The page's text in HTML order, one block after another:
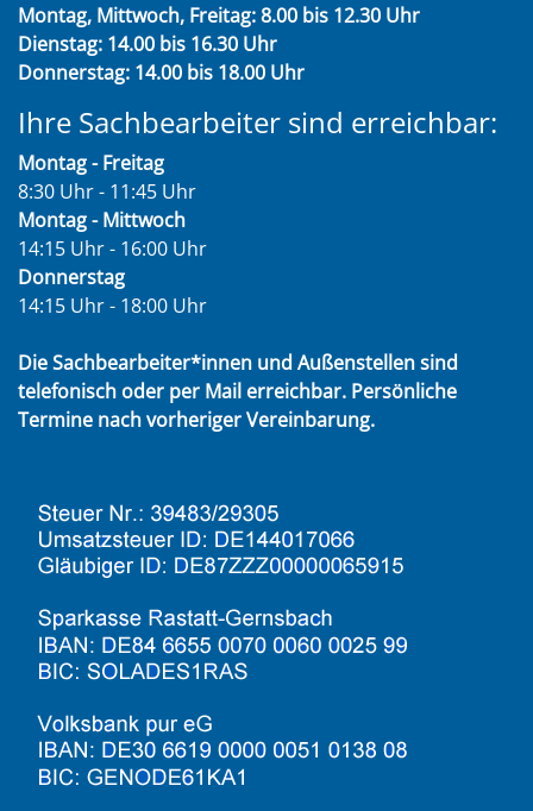
Montag, Mittwoch, Freitag: 8.00 bis 12.30 Uhr
Dienstag: 14.00 bis 16.30 Uhr
Donnerstag: 14.00 bis 18.00 Uhr
Ihre Sachbearbeiter sind erreichbar:
Montag - Freitag
8:30 Uhr - 11:45 Uhr
Montag - Mittwoch
14:15 Uhr - 16:00 Uhr
Donnerstag
14:15 Uhr - 18:00 Uhr
Die Sachbearbeiter*innen und Außenstellen sind
telefonisch oder per Mail erreichbar. Persönliche
Termine nach vorheriger Vereinbarung.